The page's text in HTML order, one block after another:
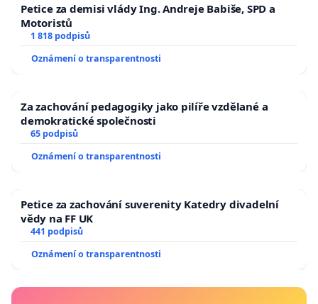
Petice za demisi vlády Ing. Andreje Babiše, SPD a
Motoristů
1 818 podpisů
Oznámení o transparentnosti
Za zachování pedagogiky jako pilíře vzdělané a
demokratické společnosti
65 podpisů
Oznámení o transparentnosti
Petice za zachování suverenity Katedry divadelní
vědy na FF UK
441 podpisů
Oznámení o transparentnosti